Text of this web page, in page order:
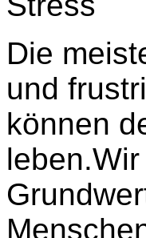
Die
und
können